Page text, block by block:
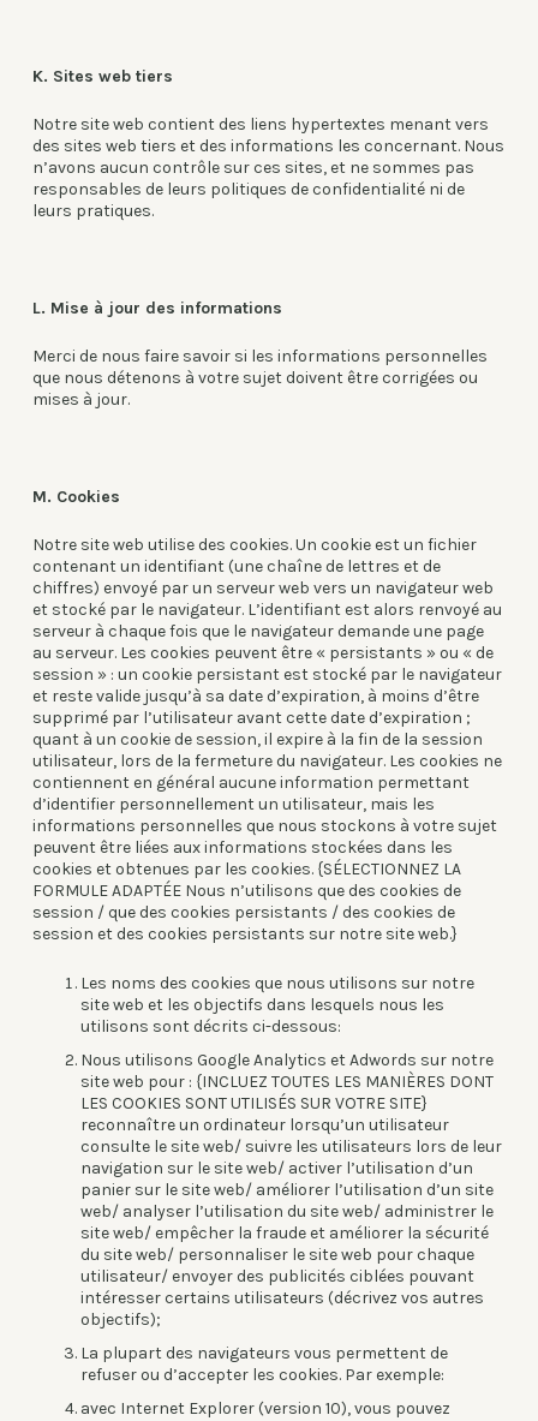
K. Sites web tiers
Notre site web contient des liens hypertextes menant vers
des sites web tiers et des informations les concernant. Nous
n’avons aucun contrôle sur ces sites, et ne sommes pas
responsables de leurs politiques de confidentialité ni de
leurs pratiques.
L. Mise à jour des informations
Merci de nous faire savoir si les informations personnelles
que nous détenons à votre sujet doivent être corrigées ou
mises à jour.
M. Cookies
Notre site web utilise des cookies. Un cookie est un fichier
contenant un identifiant (une chaîne de lettres et de
chiffres) envoyé par un serveur web vers un navigateur web
et stocké par le navigateur. L’identifiant est alors renvoyé au
serveur à chaque fois que le navigateur demande une page
au serveur. Les cookies peuvent être « persistants » ou « de
session » : un cookie persistant est stocké par le navigateur
et reste valide jusqu’à sa date d’expiration, à moins d’être
supprimé par l’utilisateur avant cette date d’expiration ;
quant à un cookie de session, il expire à la fin de la session
utilisateur, lors de la fermeture du navigateur. Les cookies ne
contiennent en général aucune information permettant
d’identifier personnellement un utilisateur, mais les
informations personnelles que nous stockons à votre sujet
peuvent être liées aux informations stockées dans les
cookies et obtenues par les cookies. {SÉLECTIONNEZ LA
FORMULE ADAPTÉE Nous n’utilisons que des cookies de
session / que des cookies persistants / des cookies de
session et des cookies persistants sur notre site web.}
Les noms des cookies que nous utilisons sur notre
site web et les objectifs dans lesquels nous les
utilisons sont décrits ci-dessous:
Nous utilisons Google Analytics et Adwords sur notre
site web pour : {INCLUEZ TOUTES LES MANIÈRES DONT
LES COOKIES SONT UTILISÉS SUR VOTRE SITE}
reconnaître un ordinateur lorsqu’un utilisateur
consulte le site web/ suivre les utilisateurs lors de leur
navigation sur le site web/ activer l’utilisation d’un
panier sur le site web/ améliorer l’utilisation d’un site
web/ analyser l’utilisation du site web/ administrer le
site web/ empêcher la fraude et améliorer la sécurité
du site web/ personnaliser le site web pour chaque
utilisateur/ envoyer des publicités ciblées pouvant
intéresser certains utilisateurs (décrivez vos autres
objectifs);
La plupart des navigateurs vous permettent de
refuser ou d’accepter les cookies. Par exemple:
avec Internet Explorer (version 10), vous pouvez